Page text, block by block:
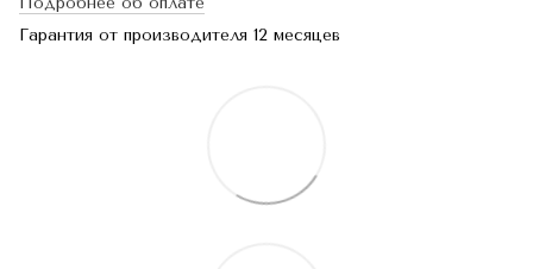
Гарантия от производителя 12 месяцев